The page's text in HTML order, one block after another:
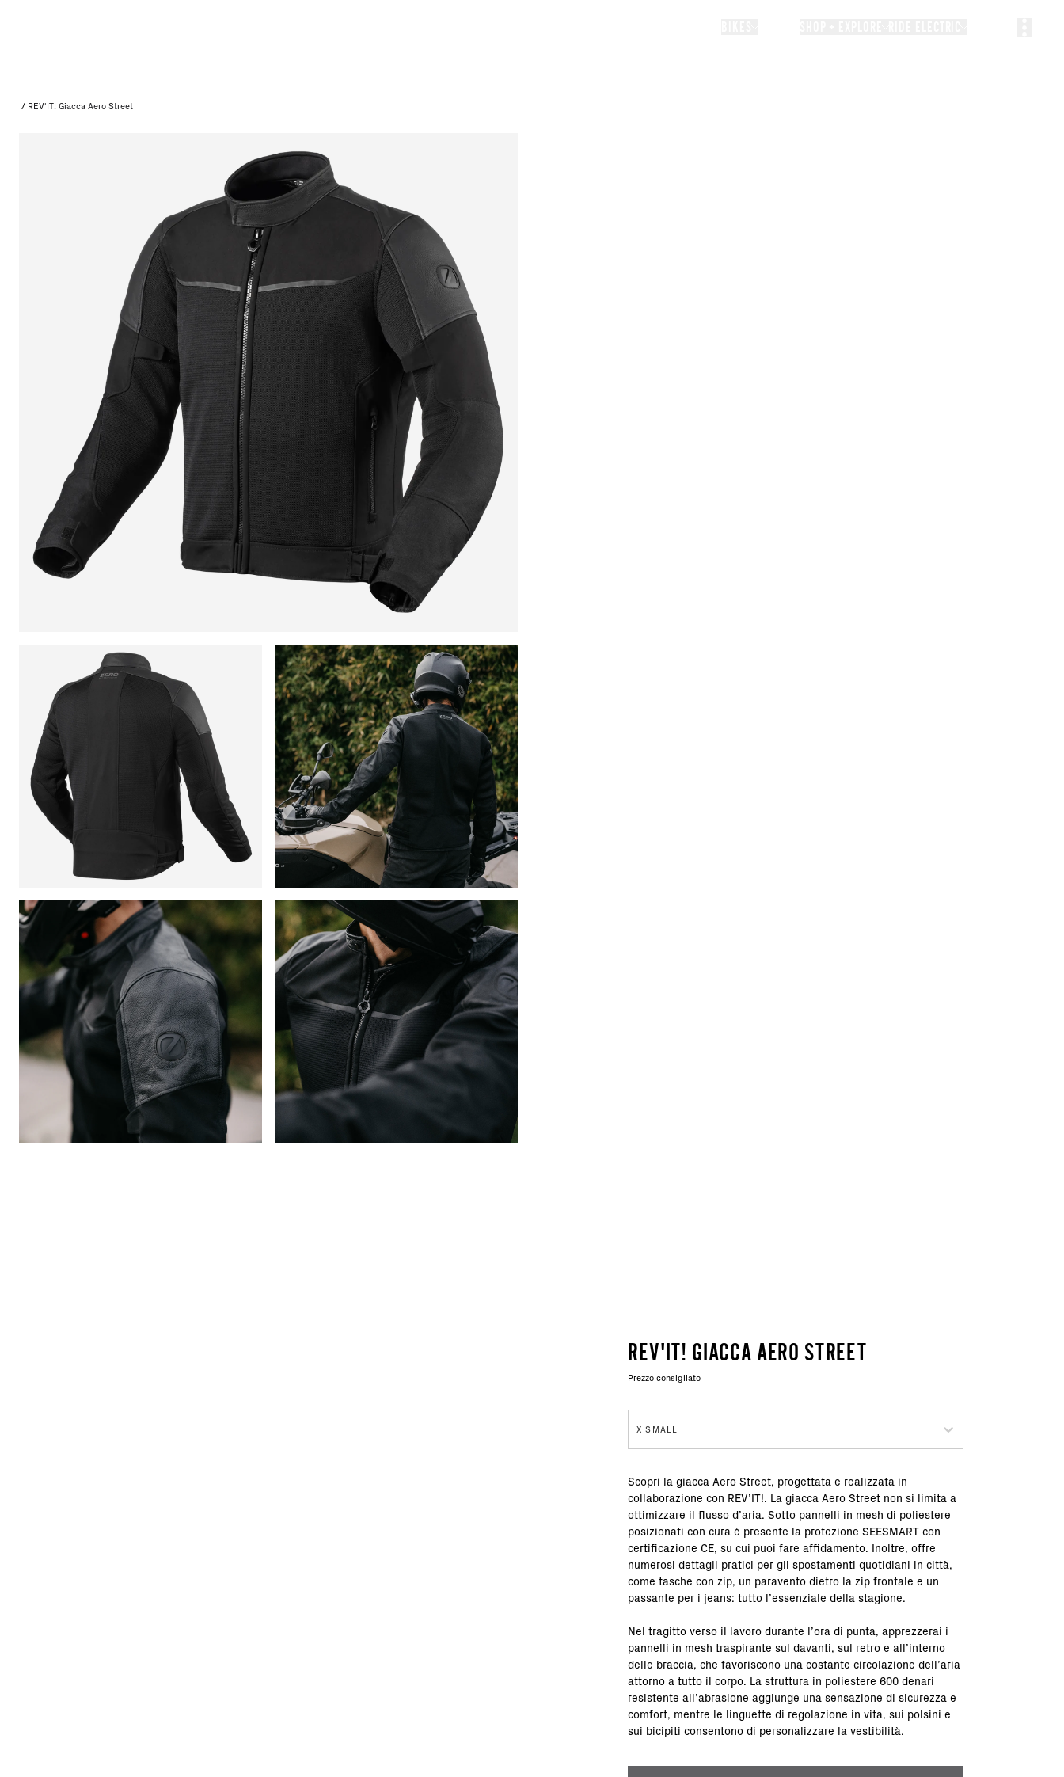
/ REV'IT! Giacca Aero Street
REV'IT! GIACCA AERO STREET
Prezzo consigliato
X SMALL
Scopri la giacca Aero Street, progettata e realizzata in
collaborazione con REV’IT!. La giacca Aero Street non si limita a
ottimizzare il flusso d’aria. Sotto pannelli in mesh di poliestere
posizionati con cura è presente la protezione SEESMART con
certificazione CE, su cui puoi fare affidamento. Inoltre, offre
numerosi dettagli pratici per gli spostamenti quotidiani in città,
come tasche con zip, un paravento dietro la zip frontale e un
passante per i jeans: tutto l’essenziale della stagione.
Nel tragitto verso il lavoro durante l’ora di punta, apprezzerai i
pannelli in mesh traspirante sul davanti, sul retro e all’interno
delle braccia, che favoriscono una costante circolazione dell’aria
attorno a tutto il corpo. La struttura in poliestere 600 denari
resistente all’abrasione aggiunge una sensazione di sicurezza e
comfort, mentre le linguette di regolazione in vita, sui polsini e
sui bicipiti consentono di personalizzare la vestibilità.